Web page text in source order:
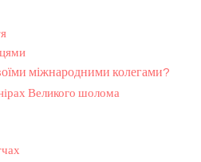
міжнародними колегами?
Великого шолома